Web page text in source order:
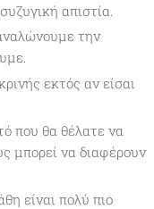
απιστία.
την
εκτός αν είσαι
που θα θέλατε να
μπορεί να διαφέρουν
είναι πολύ πιο